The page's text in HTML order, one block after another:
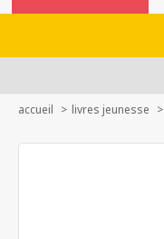
accueil livres jeunesse